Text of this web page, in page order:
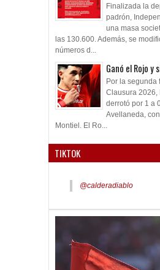
Finalizada la
padrón,
una masa
las 130.600. Además, se
números d...
Ganó el Rojo y
Por la segunda
Clausura 2026,
derrotó por 1 a
Avellaneda,
Montiel. El Ro...
TIKTOK
@calderadiablo